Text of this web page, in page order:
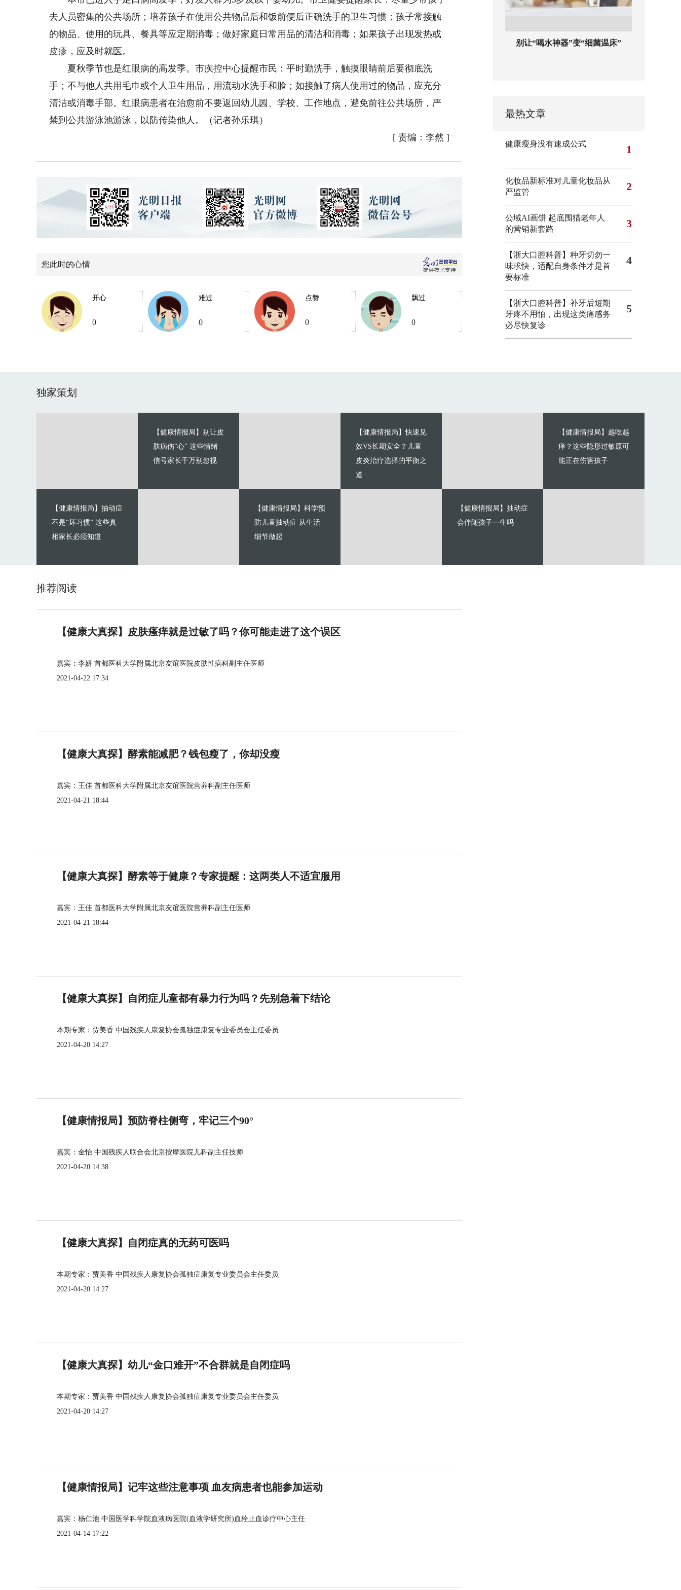
去人员密集的公共场所；培养孩子在使用公共物品后和饭前便后正确洗手的卫生习惯；孩子常接触
的物品、使用的玩具、餐具等应定期消毒；做好家庭日常用品的清洁和消毒；如果孩子出现发热或
皮疹，应及时就医。
夏秋季节也是红眼病的高发季。市疾控中心提醒市民：平时勤洗手，触摸眼睛前后要彻底洗
手；不与他人共用毛巾或个人卫生用品，用流动水洗手和脸；如接触了病人使用过的物品，应充分
清洁或消毒手部。红眼病患者在治愈前不要返回幼儿园、学校、工作地点，避免前往公共场所，严
禁到公共游泳池游泳，以防传染他人。（记者孙乐琪）
[ 责编：李然 ]
您此时的心情
开心
0
难过
0
点赞
0
飘过
0
别让“喝水神器”变“细菌温床”
最热文章
健康瘦身没有速成公式 1
化妆品新标准对儿童化妆品从
严监管
2
公域AI画饼 起底围猎老年人
的营销新套路
3
【浙大口腔科普】种牙切勿一
味求快，适配自身条件才是首
要标准
4
【浙大口腔科普】补牙后短期
牙疼不用怕，出现这类痛感务
必尽快复诊
5
独家策划
【健康情报局】别让皮
肤病伤“心” 这些情绪
信号家长千万别忽视
【健康情报局】抽动症
不是“坏习惯” 这些真
相家长必须知道
【健康情报局】快速见
效VS长期安全？儿童
皮炎治疗选择的平衡之
道
【健康情报局】科学预
防儿童抽动症 从生活
细节做起
【健康情报局】越吃越
痒？这些隐形过敏原可
能正在伤害孩子
【健康情报局】抽动症
会伴随孩子一生吗
推荐阅读
【健康大真探】皮肤瘙痒就是过敏了吗？你可能走进了这个误区
嘉宾：李妍 首都医科大学附属北京友谊医院皮肤性病科副主任医师
2021-04-22 17:34
【健康大真探】酵素能减肥？钱包瘦了，你却没瘦
嘉宾：王佳 首都医科大学附属北京友谊医院营养科副主任医师
2021-04-21 18:44
【健康大真探】酵素等于健康？专家提醒：这两类人不适宜服用
嘉宾：王佳 首都医科大学附属北京友谊医院营养科副主任医师
2021-04-21 18:44
【健康大真探】自闭症儿童都有暴力行为吗？先别急着下结论
本期专家：贾美香 中国残疾人康复协会孤独症康复专业委员会主任委员
2021-04-20 14:27
【健康情报局】预防脊柱侧弯，牢记三个90°
嘉宾：金怡 中国残疾人联合会北京按摩医院儿科副主任技师
2021-04-20 14:38
【健康大真探】自闭症真的无药可医吗
本期专家：贾美香 中国残疾人康复协会孤独症康复专业委员会主任委员
2021-04-20 14:27
【健康大真探】幼儿“金口难开”不合群就是自闭症吗
本期专家：贾美香 中国残疾人康复协会孤独症康复专业委员会主任委员
2021-04-20 14:27
【健康情报局】记牢这些注意事项 血友病患者也能参加运动
嘉宾：杨仁池 中国医学科学院血液病医院(血液学研究所)血栓止血诊疗中心主任
2021-04-14 17:22